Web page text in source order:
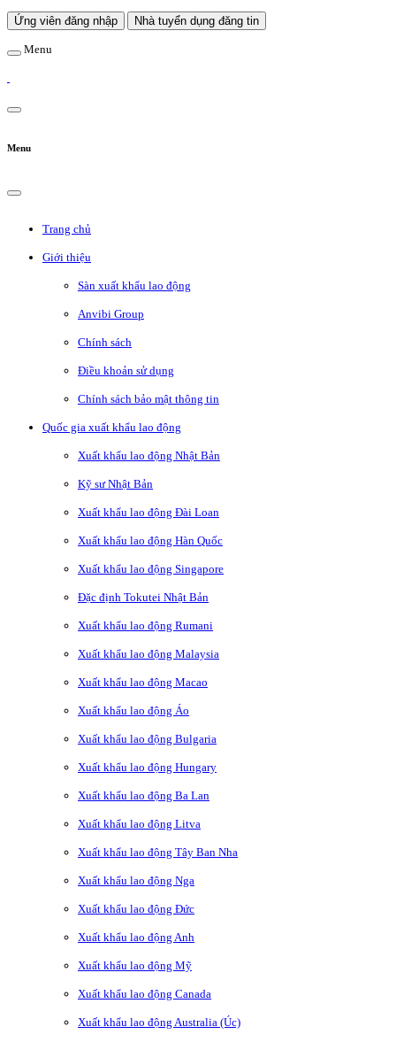
Ứng viên đăng nhập Nhà tuyển dụng đăng tin
Menu
Menu
Trang chủ
Giới thiệu
Sàn xuất khẩu lao động
Anvibi Group
Chính sách
Điều khoản sử dụng
Chính sách bảo mật thông tin
Quốc gia xuất khẩu lao động
Xuất khẩu lao động Nhật Bản
Kỹ sư Nhật Bản
Xuất khẩu lao động Đài Loan
Xuất khẩu lao động Hàn Quốc
Xuất khẩu lao động Singapore
Đặc định Tokutei Nhật Bản
Xuất khẩu lao động Rumani
Xuất khẩu lao động Malaysia
Xuất khẩu lao động Macao
Xuất khẩu lao động Áo
Xuất khẩu lao động Bulgaria
Xuất khẩu lao động Hungary
Xuất khẩu lao động Ba Lan
Xuất khẩu lao động Litva
Xuất khẩu lao động Tây Ban Nha
Xuất khẩu lao động Nga
Xuất khẩu lao động Đức
Xuất khẩu lao động Anh
Xuất khẩu lao động Mỹ
Xuất khẩu lao động Canada
Xuất khẩu lao động Australia (Úc)